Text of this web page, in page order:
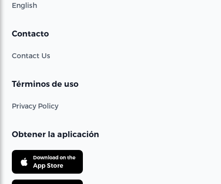
English
Contacto
Contact Us
Términos de uso
Privacy Policy
Obtener la aplicación
Download on the
App Store